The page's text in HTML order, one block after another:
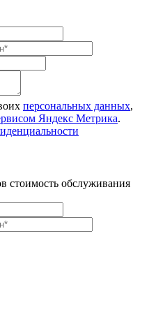
персональных данных,
Яндекс Метрика.
стоимость обслуживания